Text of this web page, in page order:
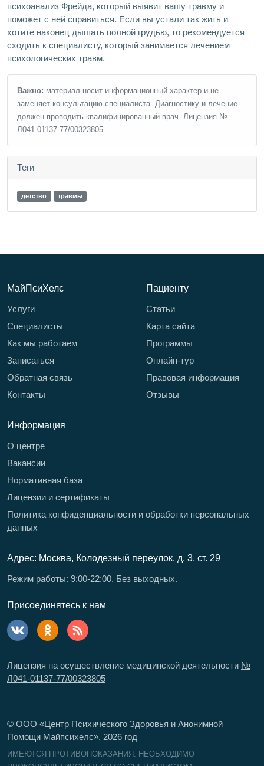
психоанализ Фрейда, который выявит вашу травму и
поможет с ней справиться. Если вы устали так жить и
хотите наконец дышать полной грудью, то рекомендуется
сходить к специалисту, который занимается лечением
психологических травм.
Важно: материал носит информационный характер и не
заменяет консультацию специалиста. Диагностику и лечение
должен проводить квалифицированный врач. Лицензия №
Л041-01137-77/00323805.
Теги
детство травмы
МайПсиХелс
Услуги
Специалисты
Как мы работаем
Записаться
Обратная связь
Контакты
Пациенту
Статьи
Карта сайта
Программы
Онлайн-тур
Правовая информация
Отзывы
Информация
О центре
Вакансии
Нормативная база
Лицензии и сертификаты
Политика конфиденциальности и обработки персональных
данных
Адрес: Москва, Колодезный переулок, д. 3, ст. 29
Режим работы: 9:00-22:00. Без выходных.
Присоединятесь к нам
Лицензия на осуществление медицинской деятельности №
Л041-01137-77/00323805
© ООО «Центр Психического Здоровья и Анонимной
Помощи Майпсихелс», 2026 год
ИМЕЮТСЯ ПРОТИВОПОКАЗАНИЯ. НЕОБХОДИМО